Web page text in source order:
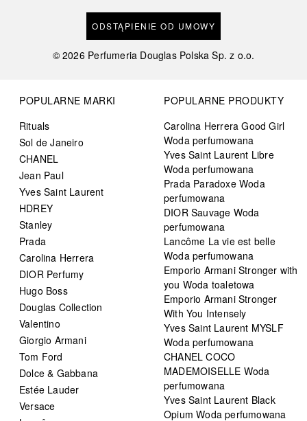
ODSTĄPIENIE OD UMOWY
©2026 Perfumeria Douglas Polska Sp. z o.o.
POPULARNE MARKI
Rituals
Sol de Janeiro
CHANEL
Jean Paul
Yves Saint Laurent
HDREY
Stanley
Prada
Carolina Herrera
DIOR Perfumy
Hugo Boss
Douglas Collection
Valentino
Giorgio Armani
Tom Ford
Dolce & Gabbana
Estée Lauder
Versace
POPULARNE PRODUKTY
Carolina Herrera Good Girl
Woda perfumowana
Yves Saint Laurent Libre
Woda perfumowana
Prada Paradoxe Woda
perfumowana
DIOR Sauvage Woda
perfumowana
Lancôme La vie est belle
Woda perfumowana
Emporio Armani Stronger with
you Woda toaletowa
Emporio Armani Stronger
With You Intensely
Yves Saint Laurent MYSLF
Woda perfumowana
CHANEL COCO
MADEMOISELLE Woda
perfumowana
Yves Saint Laurent Black
Opium Woda perfumowana